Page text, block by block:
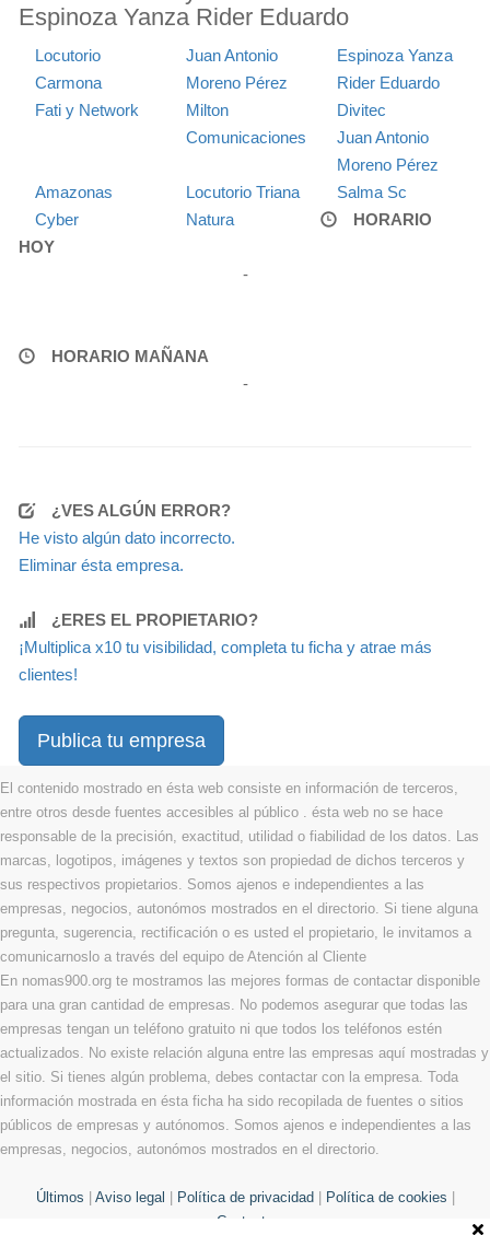
Espinoza Yanza Rider Eduardo
Locutorio
Carmona
Juan Antonio
Moreno Pérez
Espinoza Yanza
Rider Eduardo
Fati y Network
Milton
Comunicaciones
Divitec
Juan Antonio
Moreno Pérez
Amazonas
Cyber
Locutorio Triana
Natura
Salma Sc
HORARIO
HOY
-
HORARIO MAÑANA
-
¿VES ALGÚN ERROR?
He visto algún dato incorrecto.
Eliminar ésta empresa.
¿ERES EL PROPIETARIO?
¡Multiplica x10 tu visibilidad, completa tu ficha y atrae más
clientes!
Publica tu empresa
El contenido mostrado en ésta web consiste en información de terceros,
entre otros desde fuentes accesibles al público . ésta web no se hace
responsable de la precisión, exactitud, utilidad o fiabilidad de los datos. Las
marcas, logotipos, imágenes y textos son propiedad de dichos terceros y
sus respectivos propietarios. Somos ajenos e independientes a las
empresas, negocios, autonómos mostrados en el directorio. Si tiene alguna
pregunta, sugerencia, rectificación o es usted el propietario, le invitamos a
comunicarnoslo a través del equipo de Atención al Cliente
En nomas900.org te mostramos las mejores formas de contactar disponible
para una gran cantidad de empresas. No podemos asegurar que todas las
empresas tengan un teléfono gratuito ni que todos los teléfonos estén
actualizados. No existe relación alguna entre las empresas aquí mostradas y
el sitio. Si tienes algún problema, debes contactar con la empresa. Toda
información mostrada en ésta ficha ha sido recopilada de fuentes o sitios
públicos de empresas y autónomos. Somos ajenos e independientes a las
empresas, negocios, autonómos mostrados en el directorio.
Últimos Aviso legal Política de privacidad Política de cookies
Contacto